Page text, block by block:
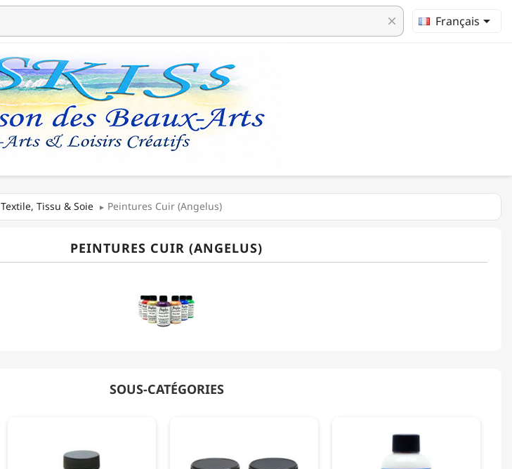
clear Français
Textile, Tissu & Soie Peintures Cuir (Angelus)
PEINTURES CUIR (ANGELUS)
SOUS-CATÉGORIES